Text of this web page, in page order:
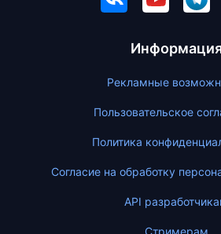
Рекламные
Пользовательское
Политика
Согласие на обработку
API
Стримерам